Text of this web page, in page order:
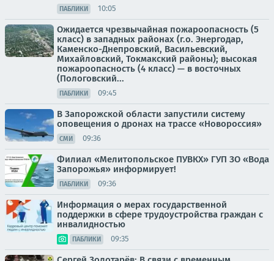
ПАБЛИКИ 10:05
Ожидается чрезвычайная пожароопасность (5
класс) в западных районах (г.о. Энергодар,
Каменско-Днепровский, Васильевский,
Михайловский, Токмакский районы); высокая
пожароопасность (4 класс) — в восточных
(Пологовский...
ПАБЛИКИ 09:45
В Запорожской области запустили систему
оповещения о дронах на трассе «Новороссия»
СМИ 09:36
Филиал «Мелитопольское ПУВКХ» ГУП ЗО «Вода
Запорожья» информирует!
ПАБЛИКИ 09:36
Информация о мерах государственной
поддержки в сфере трудоустройства граждан с
инвалидностью
ПАБЛИКИ 09:35